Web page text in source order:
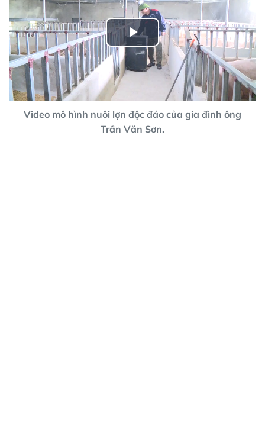
Play
Video
Video mô hình nuôi lợn độc đáo của gia đình ông
Trần Văn Sơn.